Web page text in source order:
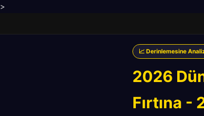
>
📈 Derinlemesine
2026
Fırtına -